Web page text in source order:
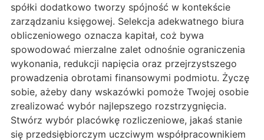
spółki dodatkowo tworzy spójność w kontekście
zarządzaniu księgowej. Selekcja adekwatnego biura
obliczeniowego oznacza kapitał, coż bywa
spowodować mierzalne zalet odnośnie ograniczenia
wykonania, redukcji napięcia oraz przejrzystszego
prowadzenia obrotami finansowymi podmiotu. Życzę
sobie, ażeby dany wskazówki pomoże Twojej osobie
zrealizować wybór najlepszego rozstrzygnięcia.
Stwórz wybór placówkę rozliczeniowe, jakaś stanie
się przedsiębiorczym uczciwym współpracownikiem